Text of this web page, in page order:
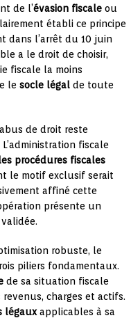
de l’évasion fiscale ou
établi ce principe
dans l’arrêt du 10 juin
a le droit de choisir,
fiscale la moins
le socle légal de toute
de droit reste
fiscale
procédures fiscales
le motif exclusif serait
affiné cette
présente un
robuste, le
piliers fondamentaux.
de sa situation fiscale
charges et actifs.
légauxapplicables à sa